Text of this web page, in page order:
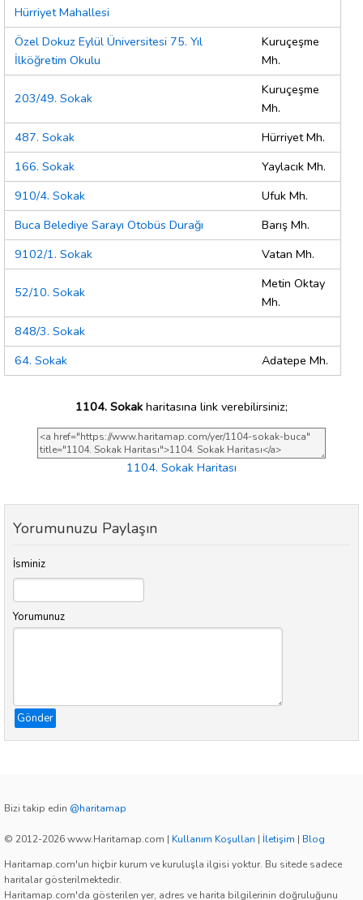
Hürriyet Mahallesi
Özel Dokuz Eylül Üniversitesi 75. Yıl
İlköğretim Okulu
Kuruçeşme
Mh.
203/49. Sokak
Kuruçeşme
Mh.
487. Sokak
Hürriyet Mh.
166. Sokak
Yaylacık Mh.
910/4. Sokak
Ufuk Mh.
Buca Belediye Sarayı Otobüs Durağı
Barış Mh.
9102/1. Sokak
Vatan Mh.
52/10. Sokak
Metin Oktay
Mh.
848/3. Sokak
64. Sokak
Adatepe Mh.
1104. Sokak haritasına link verebilirsiniz;
1104. Sokak Haritası
Yorumunuzu Paylaşın
İsminiz
Yorumunuz
Gönder
Bizi takip edin @haritamap
© 2012-2026 www.Haritamap.com | Kullanım Koşulları | İletişim | Blog
Haritamap.com'un hiçbir kurum ve kuruluşla ilgisi yoktur. Bu sitede sadece
haritalar gösterilmektedir.
Haritamap.com'da gösterilen yer, adres ve harita bilgilerinin doğruluğunu